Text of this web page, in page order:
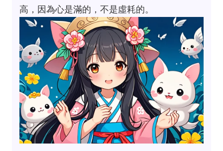
高，因為心是滿的，不是虛耗的。